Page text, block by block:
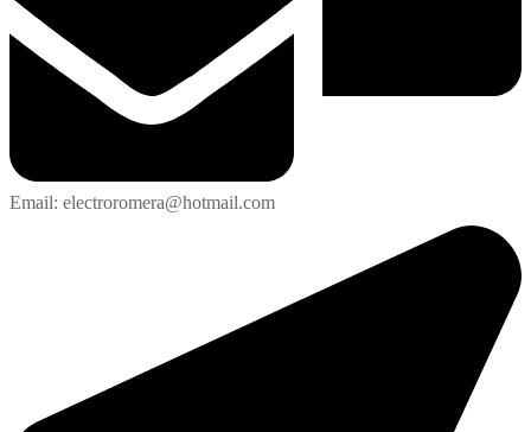
Email: electroromera@hotmail.com